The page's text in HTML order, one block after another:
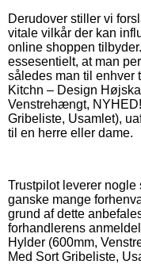
Derudover stiller vi
vitale vilkår der kan
online shoppen
essesentielt, at man
således man til enhver
Kitchn – Design
Venstrehængt,
Gribeliste, Usamlet),
til en herre eller dame.
Trustpilot leverer nogle
ganske mange
grund af dette
forhandlerens
Hylder (600mm,
Med Sort Gribeliste,